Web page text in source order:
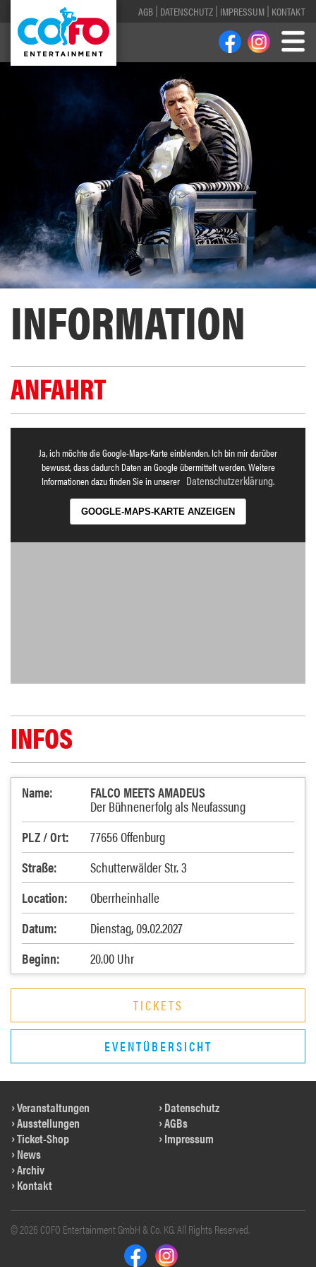
AGB DATENSCHUTZ IMPRESSUM KONTAKT
INFORMATION
ANFAHRT
Ja, ich möchte die Google-Maps-Karte einblenden. Ich bin mir darüber
bewusst, dass dadurch Daten an Google übermittelt werden. Weitere
Informationen dazu finden Sie in unserer Datenschutzerklärung.
GOOGLE-MAPS-KARTE ANZEIGEN
INFOS
Name: FALCO MEETS AMADEUS
Der Bühnenerfolg als Neufassung
PLZ / Ort:
77656 Offenburg
Straße:
Schutterwälder Str. 3
Location:
Oberrheinhalle
Datum:
Dienstag, 09.02.2027
Beginn:
20.00 Uhr
TICKETS
EVENTÜBERSICHT
Veranstaltungen
Ausstellungen
Ticket-Shop
News
Archiv
Kontakt
Datenschutz
AGBs
Impressum
© 2026 COFO Entertainment GmbH & Co. KG. All Rights Reserved.